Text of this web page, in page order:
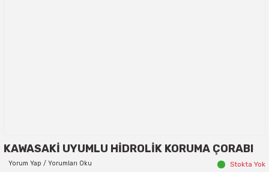
KAWASAKİ UYUMLU HİDROLİK KORUMA ÇORABI
Yorum Yap / Yorumları Oku Stokta Yok